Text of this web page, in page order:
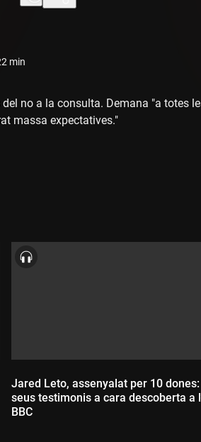
min
no a la consulta. Demana "a totes
massa expectatives."
Jared Leto, assenyalat per 10
seus testimonis a cara descoberta a
BBC